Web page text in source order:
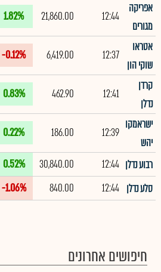
אפריקה
מגורים
12:44
21,860.00
1.82%
אטראו
שוקי הון
12:37
6,419.00
-0.12%
קרדן
נדלן
12:41
462.90
0.83%
ישראמקו
יהש
12:39
186.00
0.22%
רבוע נדלן 12:44
30,840.00
0.52%
סלע נדלן 12:44
840.00
-1.06%
חיפושים אחרונים